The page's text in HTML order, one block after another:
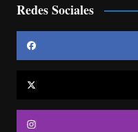
Redes Sociales